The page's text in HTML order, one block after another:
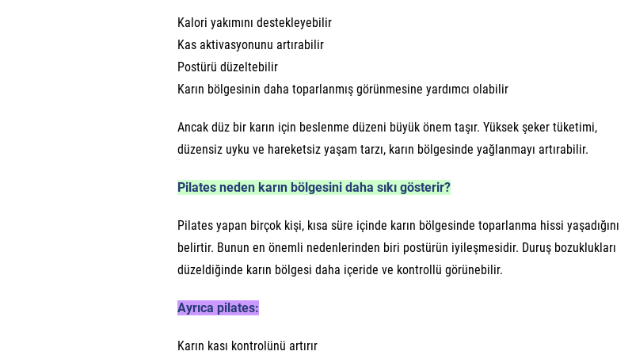
Kalori yakımını destekleyebilir
Kas aktivasyonunu artırabilir
Postürü düzeltebilir
Karın bölgesinin daha toparlanmış görünmesine yardımcı olabilir
Ancak düz bir karın için beslenme düzeni büyük önem taşır. Yüksek şeker tüketimi,
düzensiz uyku ve hareketsiz yaşam tarzı, karın bölgesinde yağlanmayı artırabilir.
Pilates neden karın bölgesini daha sıkı gösterir?
Pilates yapan birçok kişi, kısa süre içinde karın bölgesinde toparlanma hissi yaşadığını
belirtir. Bunun en önemli nedenlerinden biri postürün iyileşmesidir. Duruş bozuklukları
düzeldiğinde karın bölgesi daha içeride ve kontrollü görünebilir.
Ayrıca pilates:
Karın kası kontrolünü artırır